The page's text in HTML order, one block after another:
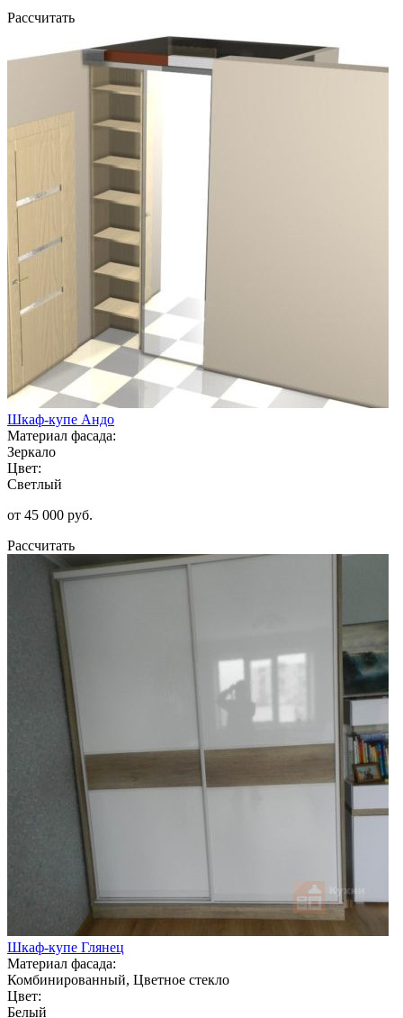
Рассчитать
Шкаф-купе Андо
Материал фасада:
Зеркало
Цвет:
Светлый
от 45 000 руб.
Рассчитать
Шкаф-купе Глянец
Материал фасада:
Комбинированный, Цветное стекло
Цвет:
Белый